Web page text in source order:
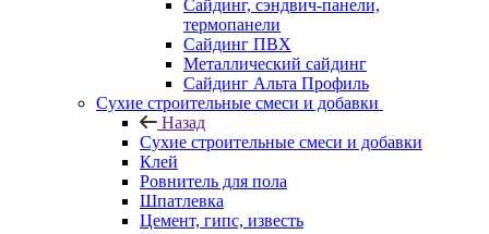
Cайдинг, сэндвич-панели,
термопанели
Сайдинг ПВХ
Металлический сайдинг
Сайдинг Альта Профиль
Сухие строительные смеси и добавки
Назад
Сухие строительные смеси и добавки
Клей
Ровнитель для пола
Шпатлевка
Цемент, гипс, известь